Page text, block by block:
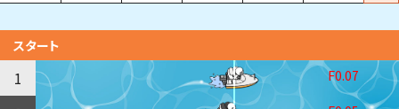
スタート
1 F0.07